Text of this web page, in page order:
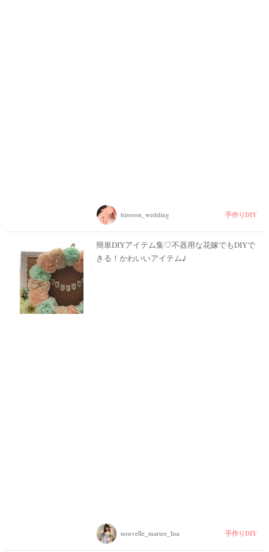
hiroron_wedding 手作りDIY
簡単DIYアイテム集♡不器用な花嫁でもDIYで
きる！かわいいアイテム♪
nouvelle_mariee_lisa 手作りDIY